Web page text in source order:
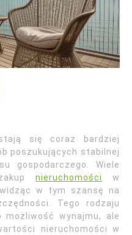
się coraz bardziej
poszukujących stabilnej
gospodarczego. Wiele
nieruchomości
w
w tym szansę na
Tego rodzaju
wynajmu, ale
nieruchomości w